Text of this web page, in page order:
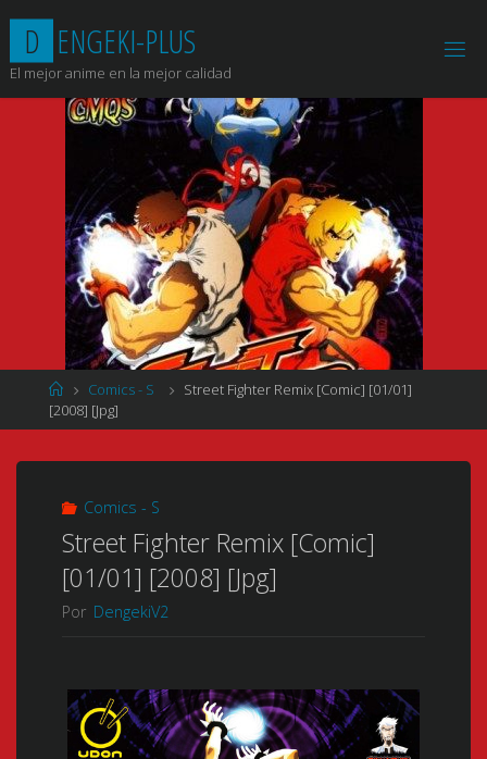
contenido
D ENGEKI-PLUS
El mejor anime en la mejor calidad
Página
de
Inicio
Comics - S
Street Fighter Remix [Comic] [01/01]
[2008] [Jpg]
Comics - S
Street Fighter Remix [Comic]
[01/01] [2008] [Jpg]
Por DengekiV2